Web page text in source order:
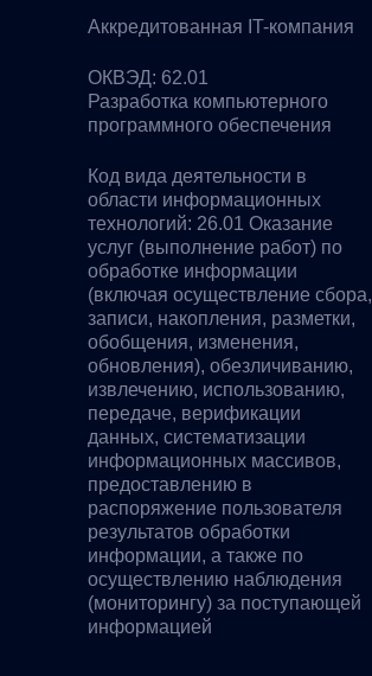
ОКВЭД: 62.01
Разработка компьютерного
программного обеспечения
Аккредитованная IT-компания
Код вида деятельности в
области информационных
технологий: 26.01 Оказание
услуг (выполнение работ) по
обработке информации
(включая осуществление сбора,
записи, накопления, разметки,
обобщения, изменения,
обновления), обезличиванию,
извлечению, использованию,
передаче, верификации
данных, систематизации
информационных массивов,
предоставлению в
распоряжение пользователя
результатов обработки
информации, а также по
осуществлению наблюдения
(мониторингу) за поступающей
информацией